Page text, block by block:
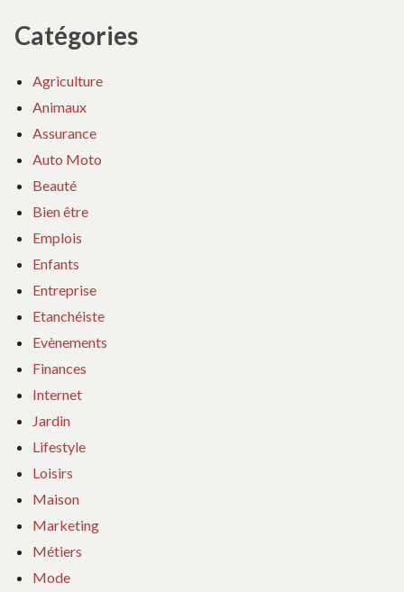
Catégories
Agriculture
Animaux
Assurance
Auto Moto
Beauté
Bien être
Emplois
Enfants
Entreprise
Etanchéiste
Evènements
Finances
Internet
Jardin
Lifestyle
Loisirs
Maison
Marketing
Métiers
Mode